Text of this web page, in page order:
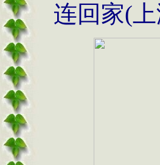
连回家(